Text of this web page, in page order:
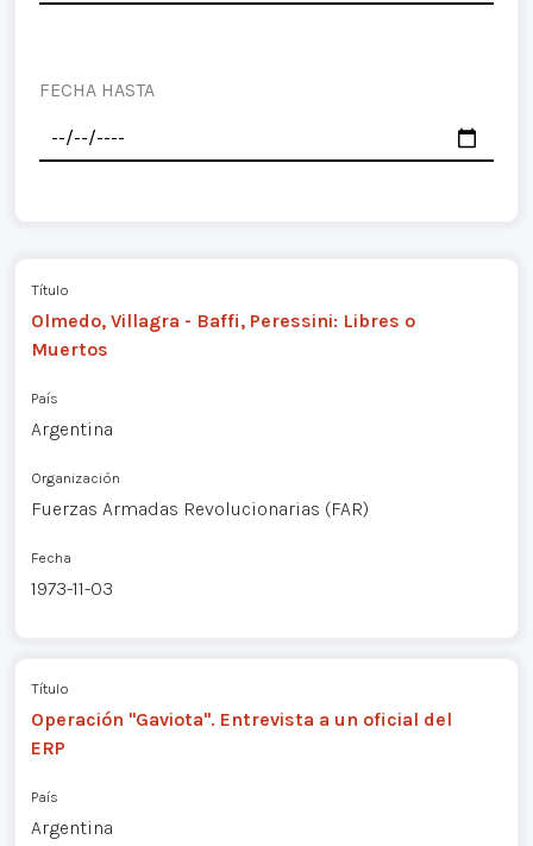
FECHA HASTA
Título
Olmedo, Villagra - Baffi, Peressini: Libres o
Muertos
País
Argentina
Organización
Fuerzas Armadas Revolucionarias (FAR)
Fecha
1973-11-03
Título
Operación "Gaviota". Entrevista a un oficial del
ERP
País
Argentina